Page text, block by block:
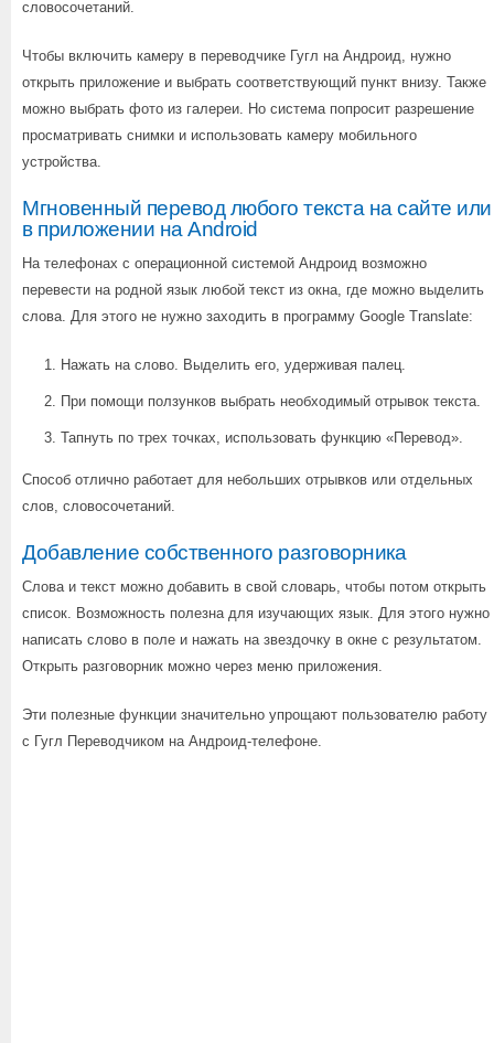
словосочетаний.
Чтобы включить камеру в переводчике Гугл на Андроид, нужно
открыть приложение и выбрать соответствующий пункт внизу. Также
можно выбрать фото из галереи. Но система попросит разрешение
просматривать снимки и использовать камеру мобильного
устройства.
Мгновенный перевод любого текста на сайте или
в приложении на Android
На телефонах с операционной системой Андроид возможно
перевести на родной язык любой текст из окна, где можно выделить
слова. Для этого не нужно заходить в программу Google Translate:
Нажать на слово. Выделить его, удерживая палец.
При помощи ползунков выбрать необходимый отрывок текста.
Тапнуть по трех точках, использовать функцию «Перевод».
Способ отлично работает для небольших отрывков или отдельных
слов, словосочетаний.
Добавление собственного разговорника
Слова и текст можно добавить в свой словарь, чтобы потом открыть
список. Возможность полезна для изучающих язык. Для этого нужно
написать слово в поле и нажать на звездочку в окне с результатом.
Открыть разговорник можно через меню приложения.
Эти полезные функции значительно упрощают пользователю работу
с Гугл Переводчиком на Андроид-телефоне.